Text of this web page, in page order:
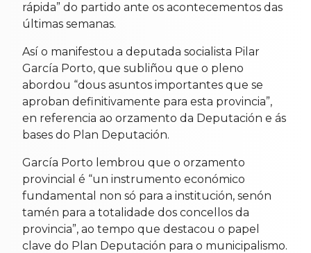
rápida” do partido ante os acontecementos das
últimas semanas.
Así o manifestou a deputada socialista Pilar
García Porto, que subliñou que o pleno
abordou “dous asuntos importantes que se
aproban definitivamente para esta provincia”,
en referencia ao orzamento da Deputación e ás
bases do Plan Deputación.
García Porto lembrou que o orzamento
provincial é “un instrumento económico
fundamental non só para a institución, senón
tamén para a totalidade dos concellos da
provincia”, ao tempo que destacou o papel
clave do Plan Deputación para o municipalismo.